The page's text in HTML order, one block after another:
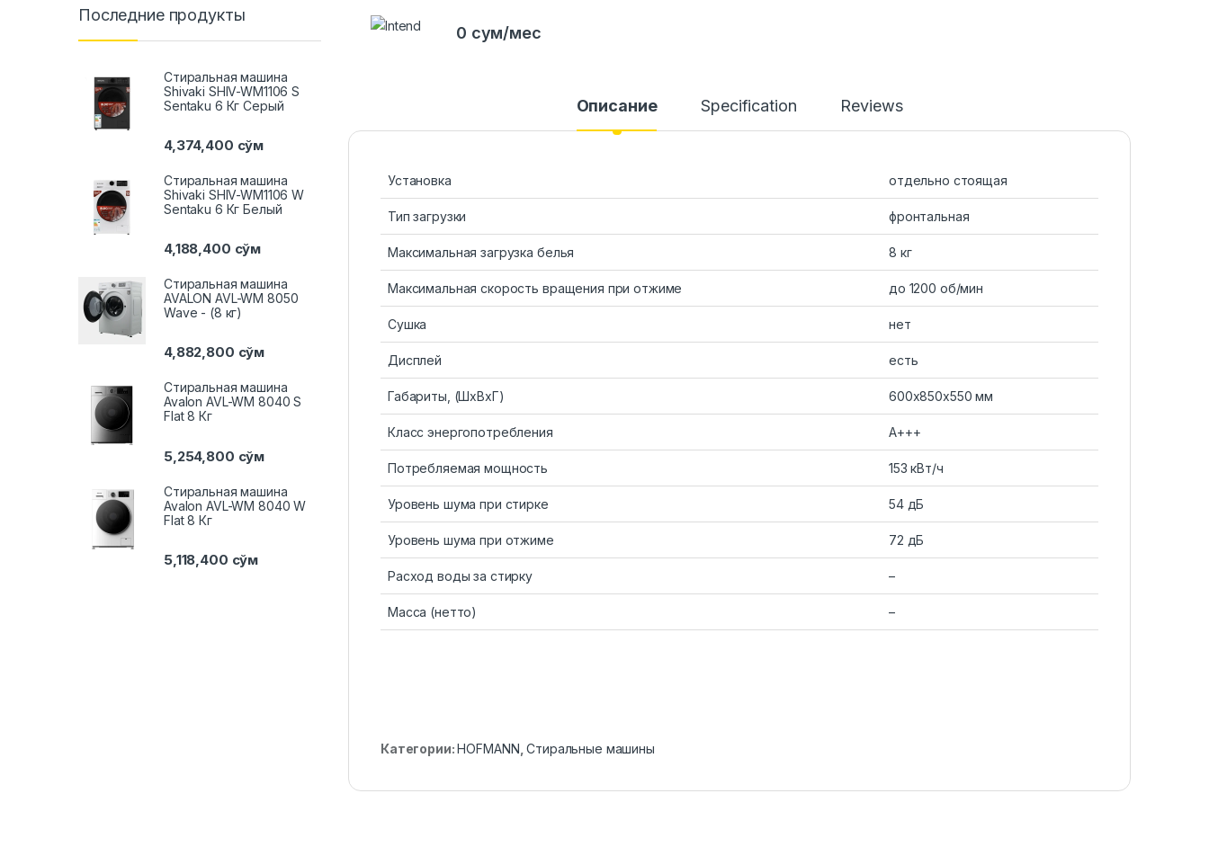
0 сум/мес
Описание Specification Reviews
Установка отдельно стоящая
Тип загрузки фронтальная
Максимальная загрузка белья 8 кг
Максимальная скорость вращения при отжиме до 1200 об/мин
Сушка нет
Дисплей есть
Габариты, (ШxВxГ) 600x850x550 мм
Класс энергопотребления A+++
Потребляемая мощность 153 кВт/ч
Уровень шума при стирке 54 дБ
Уровень шума при отжиме 72 дБ
Расход воды за стирку –
Масса (нетто) –
Категории:HOFMANN ,Стиральные машины
Последние продукты
Стиральная машина
Shivaki SHIV-WM1106 S
Sentaku 6 Кг Серый
4,374,400 сўм
Стиральная машина
Shivaki SHIV-WM1106 W
Sentaku 6 Кг Белый
4,188,400 сўм
Стиральная машина
AVALON AVL-WM 8050
Wave - (8 кг)
4,882,800 сўм
Стиральная машина
Avalon AVL-WM 8040 S
Flat 8 Кг
5,254,800 сўм
Стиральная машина
Avalon AVL-WM 8040 W
Flat 8 Кг
5,118,400 сўм